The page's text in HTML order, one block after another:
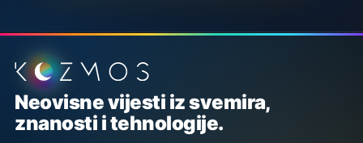
Podnožje stranice
Neovisne vijesti iz svemira,
znanosti i tehnologije.